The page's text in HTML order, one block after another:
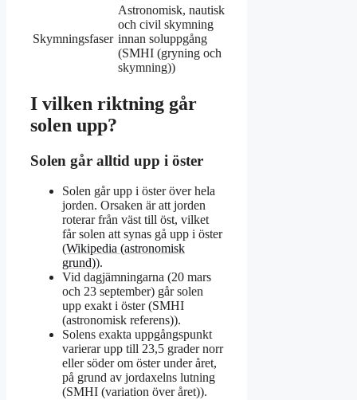
Skymningsfaser
Astronomisk, nautisk
och civil skymning
innan soluppgång
(SMHI (gryning och
skymning))
I vilken riktning går
solen upp?
Solen går alltid upp i öster
Solen går upp i öster över hela
jorden. Orsaken är att jorden
roterar från väst till öst, vilket
får solen att synas gå upp i öster
(Wikipedia (astronomisk
grund)).
Vid dagjämningarna (20 mars
och 23 september) går solen
upp exakt i öster (SMHI
(astronomisk referens)).
Solens exakta uppgångspunkt
varierar upp till 23,5 grader norr
eller söder om öster under året,
på grund av jordaxelns lutning
(SMHI (variation över året)).